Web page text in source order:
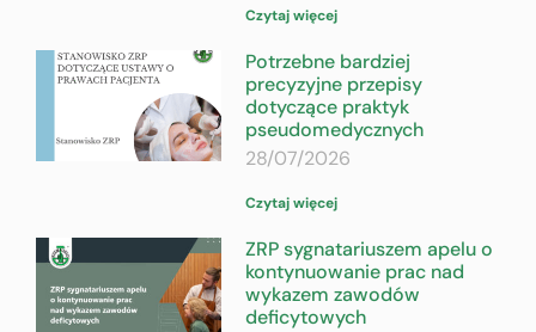
Czytaj więcej
Potrzebne bardziej
precyzyjne przepisy
dotyczące praktyk
pseudomedycznych
28/07/2026
Czytaj więcej
ZRP sygnatariuszem apelu o
kontynuowanie prac nad
wykazem zawodów
deficytowych